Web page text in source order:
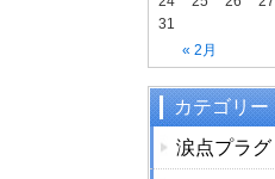
« 2月
31
カテゴリー
涙点プラグ